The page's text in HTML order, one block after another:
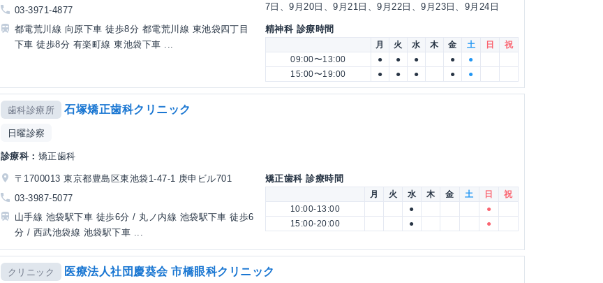
03-3971-4877
都電荒川線 向原下車 徒歩8分 都電荒川線 東池袋四丁目
下車 徒歩8分 有楽町線 東池袋下車 ...
7日、9月20日、9月21日、9月22日、9月23日、9月24日
精神科 診療時間
月 火 水 木 金 土 日
祝
09:00〜13:00
● ● ● ●
●
15:00〜19:00
● ● ● ● ●
歯科診療所 石塚矯正歯科クリニック
日曜診察
診療科： 矯正歯科
〒1700013 東京都豊島区東池袋1-47-1 庚申ビル701
03-3987-5077
山手線 池袋駅下車 徒歩6分 / 丸ノ内線 池袋駅下車 徒歩6
分 / 西武池袋線 池袋駅下車 ...
矯正歯科 診療時間
月 火 水 木 金 土 日
祝
10:00-13:00
●
●
15:00-20:00
● ●
クリニック 医療法人社団慶葵会 市橋眼科クリニック